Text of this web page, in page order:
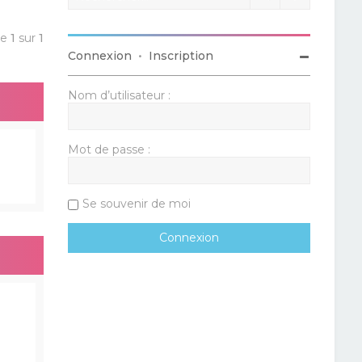
1 sur1
Connexion • Inscription
Nom d’utilisateur :
Mot de passe :
Se souvenir de moi